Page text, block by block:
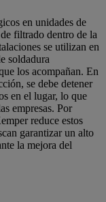
en unidades de
filtrado dentro de la
se utilizan en
soldadura
los acompañan. En
se debe detener
en el lugar, lo que
empresas. Por
reduce estos
garantizar un alto
la mejora del